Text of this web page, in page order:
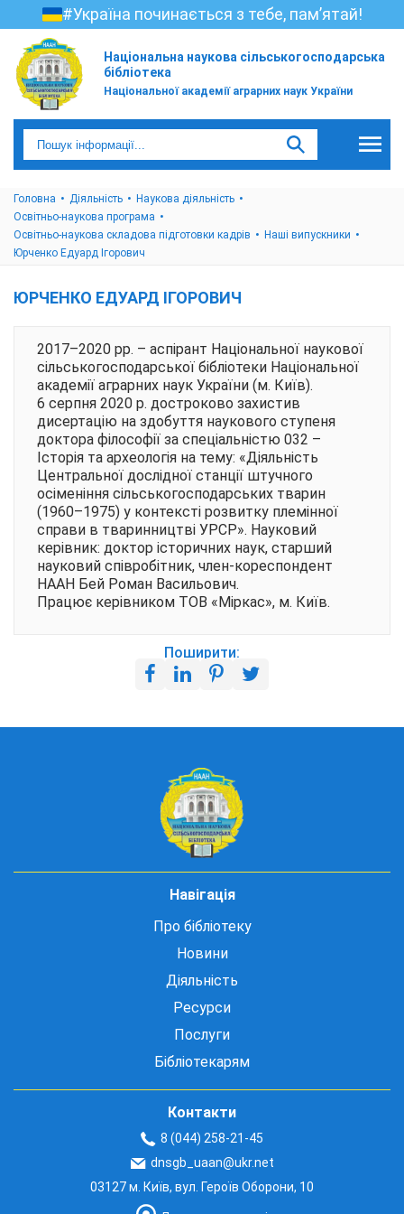
#Україна починається з тебе, пам’ятай!
Національна наукова сільськогосподарська
бібліотека
Національної академії аграрних наук України
Головна Діяльність
Наукова діяльність
Освітньо-наукова програма
Освітньо-наукова складова підготовки кадрів
Наші випускники
Юрченко Едуард Ігорович
ЮРЧЕНКО ЕДУАРД ІГОРОВИЧ
2017–2020 рр. – аспірант Національної наукової
сільськогосподарської бібліотеки Національної
академії аграрних наук України (м. Київ).
6 серпня 2020 р. достроково захистив
дисертацію на здобуття наукового ступеня
доктора філософії за спеціальністю 032 –
Історія та археологія на тему: «Діяльність
Центральної дослідної станції штучного
осіменіння сільськогосподарських тварин
(1960–1975) у контексті розвитку племінної
справи в тваринництві УРСР». Науковий
керівник: доктор історичних наук, старший
науковий співробітник, член-кореспондент
НААН Бей Роман Васильович.
Працює керівником ТОВ «Міркас», м. Київ.
Поширити:
Навігація
Про бібліотеку
Новини
Діяльність
Ресурси
Послуги
Бібліотекарям
Контакти
8 (044) 258-21-45
dnsgb_uaan@ukr.net
03127 м. Київ, вул. Героїв Оборони, 10